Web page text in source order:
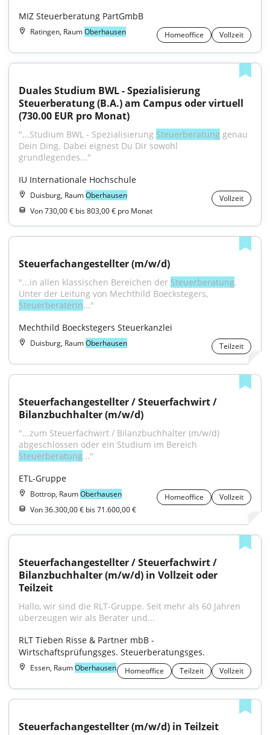
MIZ Steuerberatung PartGmbB
Ratingen, RaumOberhausen Homeoffice Vollzeit
Duales Studium BWL - Spezialisierung
Steuerberatung (B.A.) am Campus oder virtuell
(730.00 EUR pro Monat)
"...Studium BWL - Spezialisierung Steuerberatung genau
Dein Ding. Dabei eignest Du Dir sowohl
grundlegendes..."
IU Internationale Hochschule
Duisburg, RaumOberhausen
Vollzeit
Von 730,00 € bis 803,00 € pro Monat
Steuerfachangestellter (m/w/d)
"...in allen klassischen Bereichen der Steuerberatung.
Steuerberaterin..."
Mechthild Boeckstegers Steuerkanzlei
Duisburg, RaumOberhausen Teilzeit
Steuerfachangestellter / Steuerfachwirt /
Bilanzbuchhalter (m/w/d)
"...zum Steuerfachwirt / Bilanzbuchhalter (m/w/d)
Steuerberatung..."
ETL-Gruppe
Bottrop, RaumOberhausen Homeoffice
Vollzeit
Von 36.300,00 € bis 71.600,00 €
Steuerfachangestellter / Steuerfachwirt /
Bilanzbuchhalter (m/w/d) in Vollzeit oder
Teilzeit
Hallo, wir sind die RLT-Gruppe. Seit mehr als 60 Jahren
überzeugen wir als Berater und...
RLT Tieben Risse & Partner mbB -
Wirtschaftsprüfungsges. Steuerberatungsges.
Essen, RaumOberhausen Homeoffice Teilzeit Vollzeit
Steuerfachangestellter (m/w/d) in Teilzeit